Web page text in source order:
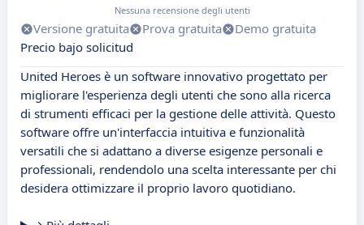
Nessuna recensione degli utenti
Versione gratuita Prova gratuita
Demo gratuita
Precio bajo solicitud
United Heroes è un software innovativo progettato per
migliorare l'esperienza degli utenti che sono alla ricerca
di strumenti efficaci per la gestione delle attività. Questo
software offre un'interfaccia intuitiva e funzionalità
versatili che si adattano a diverse esigenze personali e
professionali, rendendolo una scelta interessante per chi
desidera ottimizzare il proprio lavoro quotidiano.